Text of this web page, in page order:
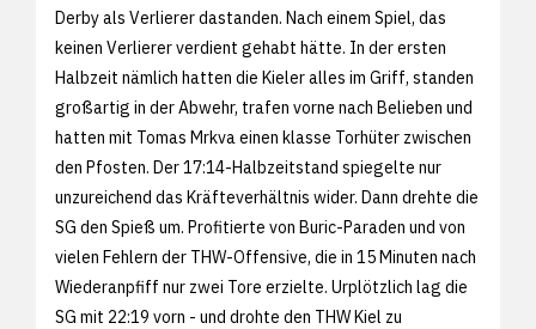
Derby als Verlierer dastanden. Nach einem Spiel, das
keinen Verlierer verdient gehabt hätte. In der ersten
Halbzeit nämlich hatten die Kieler alles im Griff, standen
großartig in der Abwehr, trafen vorne nach Belieben und
hatten mit Tomas Mrkva einen klasse Torhüter zwischen
den Pfosten. Der 17:14-Halbzeitstand spiegelte nur
unzureichend das Kräfteverhältnis wider. Dann drehte die
SG den Spieß um. Profitierte von Buric-Paraden und von
vielen Fehlern der THW-Offensive, die in 15 Minuten nach
Wiederanpfiff nur zwei Tore erzielte. Urplötzlich lag die
SG mit 22:19 vorn - und drohte den THW Kiel zu